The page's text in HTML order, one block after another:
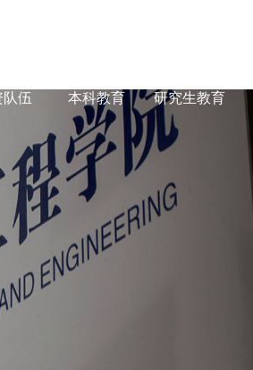
队伍 本科教育 研究生教育